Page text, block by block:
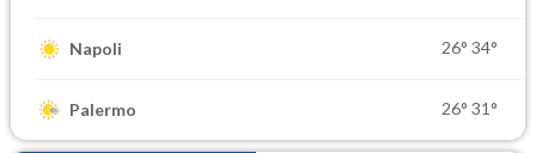
Napoli 26° 34°
Palermo 26° 31°